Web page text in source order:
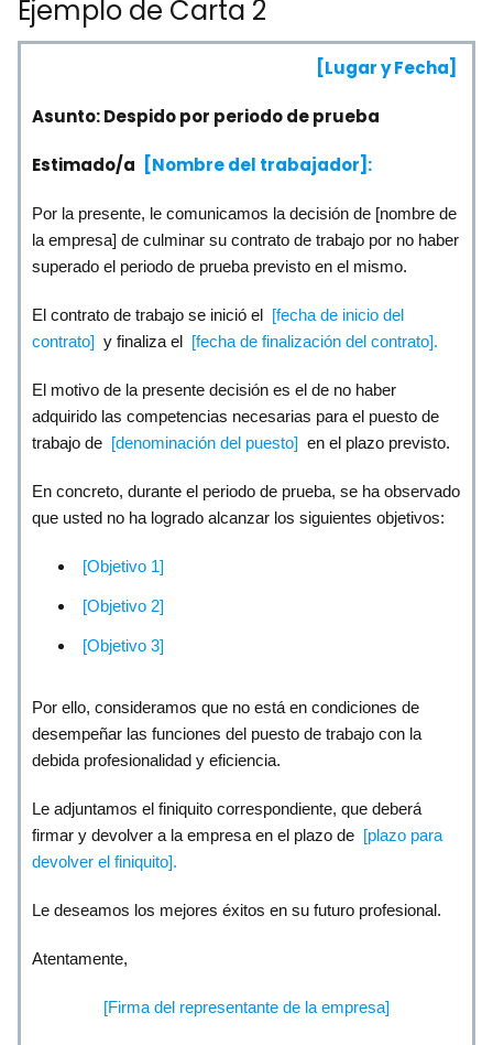
Ejemplo de Carta 2
[Lugar y Fecha]
Asunto: Despido por periodo de prueba
Estimado/a [Nombre del trabajador]:
Por la presente, le comunicamos la decisión de [nombre de
la empresa] de culminar su contrato de trabajo por no haber
superado el periodo de prueba previsto en el mismo.
El contrato de trabajo se inició el [fecha de inicio del
contrato] y finaliza el [fecha de finalización del contrato].
El motivo de la presente decisión es el de no haber
adquirido las competencias necesarias para el puesto de
trabajo de [denominación del puesto] en el plazo previsto.
En concreto, durante el periodo de prueba, se ha observado
que usted no ha logrado alcanzar los siguientes objetivos:
[Objetivo 1]
[Objetivo 2]
[Objetivo 3]
Por ello, consideramos que no está en condiciones de
desempeñar las funciones del puesto de trabajo con la
debida profesionalidad y eficiencia.
Le adjuntamos el finiquito correspondiente, que deberá
firmar y devolver a la empresa en el plazo de [plazo para
devolver el finiquito].
Le deseamos los mejores éxitos en su futuro profesional.
Atentamente,
[Firma del representante de la empresa]